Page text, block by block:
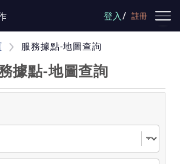
登入/ 註冊
服務據點-地圖查詢
據點-地圖查詢